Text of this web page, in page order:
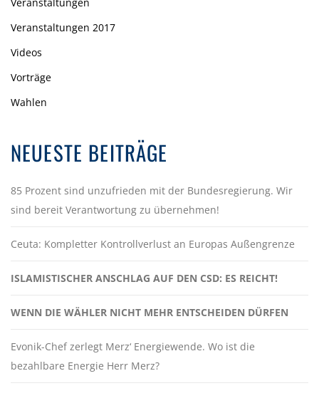
Veranstaltungen 2017
Videos
Vorträge
Wahlen
NEUESTE BEITRÄGE
85 Prozent sind unzufrieden mit der Bundesregierung. Wir
sind bereit Verantwortung zu übernehmen!
Ceuta: Kompletter Kontrollverlust an Europas Außengrenze
ISLAMISTISCHER ANSCHLAG AUF DEN CSD: ES REICHT!
WENN DIE WÄHLER NICHT MEHR ENTSCHEIDEN DÜRFEN
Evonik-Chef zerlegt Merz‘ Energiewende. Wo ist die
bezahlbare Energie Herr Merz?